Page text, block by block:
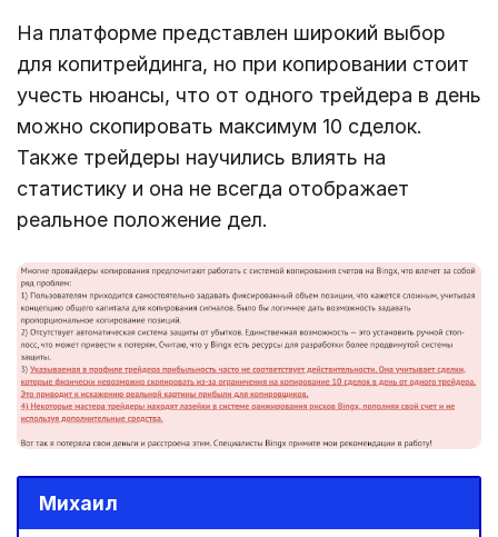
На платформе представлен широкий выбор
для копитрейдинга, но при копировании стоит
учесть нюансы, что от одного трейдера в день
можно скопировать максимум 10 сделок.
Также трейдеры научились влиять на
статистику и она не всегда отображает
реальное положение дел.
Михаил